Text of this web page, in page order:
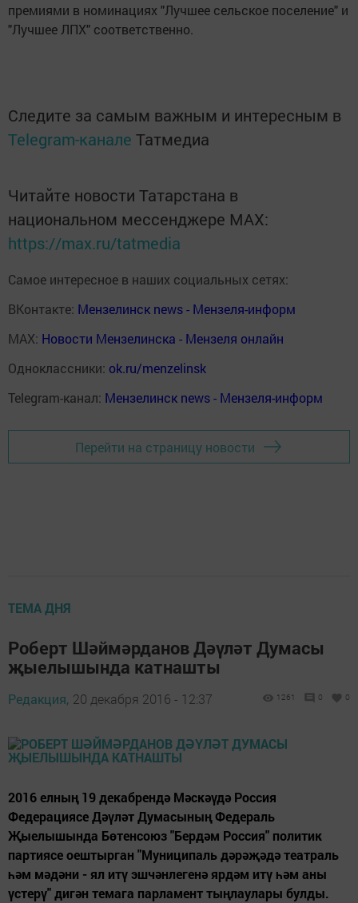
премиями в номинациях "Лучшее сельское поселение" и
"Лучшее ЛПХ" соответственно.
Следите за самым важным и интересным в
Telegram-канале Татмедиа
Читайте новости Татарстана в
национальном мессенджере MАХ:
https://max.ru/tatmedia
Самое интересное в наших социальных сетях:
ВКонтакте: Мензелинск news - Мензеля-информ
MAX: Новости Мензелинска - Мензеля онлайн
Одноклассники: ok.ru/menzelinsk
Telegram-канал: Мензелинск news - Мензеля-информ
Перейти на страницу новости
ТЕМА ДНЯ
Роберт Шәймәрданов Дәүләт Думасы
җыелышында катнашты
Редакция, 20 декабря 2016 - 12:37 1261 0 0
2016 елның 19 декабрендә Мәскәүдә Россия
Федерациясе Дәүләт Думасының Федераль
Җыелышында Бөтенсоюз "Бердәм Россия" политик
партиясе оештырган "Муниципаль дәрәҗәдә театраль
һәм мәдәни - ял итү эшчәнлегенә ярдәм итү һәм аны
үстерү" дигән темага парламент тыңлаулары булды.